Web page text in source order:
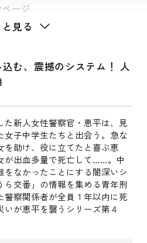
ページ
見る
む、震撼のシステム！ 人
た新人女性警察官・恵平は、見
女子中学生たちと出会う。急な
を助け、役に立てたと喜ぶ恵
が出血多量で死亡して……。中
なかったことにする闇深いシ
交番」の情報を集める青年刑
察関係者が全員１年以内に死
が恵平を襲うシリーズ第４